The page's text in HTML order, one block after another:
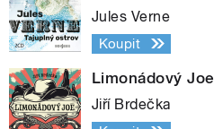
Jules Verne
Koupit
Limonádový Joe
Jiří Brdečka